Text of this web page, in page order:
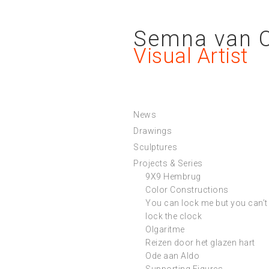
Semna van
Visual Artist
News
Drawings
Sculptures
Projects & Series
9X9 Hembrug
Color Constructions
You can lock me but you can’t
lock the clock
Olgaritme
Reizen door het glazen hart
Ode aan Aldo